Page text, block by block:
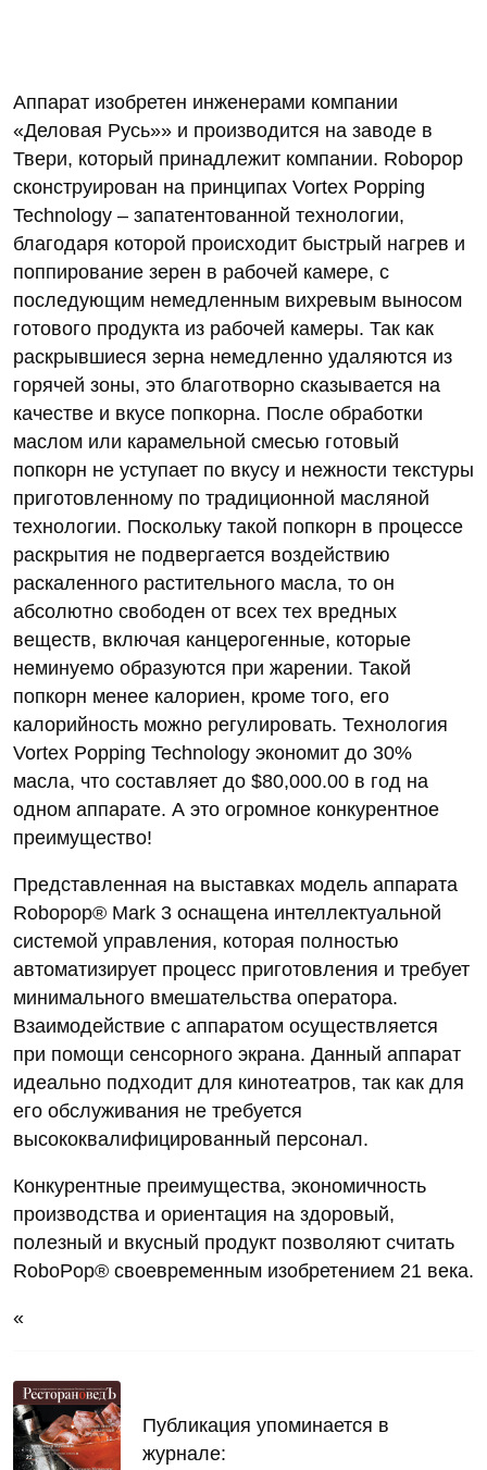
Аппарат изобретен инженерами компании
«Деловая Русь»» и производится на заводе в
Твери, который принадлежит компании. Robopop
сконструирован на принципах Vortex Popping
Technology – запатентованной технологии,
благодаря которой происходит быстрый нагрев и
поппирование зерен в рабочей камере, с
последующим немедленным вихревым выносом
готового продукта из рабочей камеры. Так как
раскрывшиеся зерна немедленно удаляются из
горячей зоны, это благотворно сказывается на
качестве и вкусе попкорна. После обработки
маслом или карамельной смесью готовый
попкорн не уступает по вкусу и нежности текстуры
приготовленному по традиционной масляной
технологии. Поскольку такой попкорн в процессе
раскрытия не подвергается воздействию
раскаленного растительного масла, то он
абсолютно свободен от всех тех вредных
веществ, включая канцерогенные, которые
неминуемо образуются при жарении. Такой
попкорн менее калориен, кроме того, его
калорийность можно регулировать. Технология
Vortex Popping Technology экономит до 30%
масла, что составляет до $80,000.00 в год на
одном аппарате. А это огромное конкурентное
преимущество!
Представленная на выставках модель аппарата
Robopop® Mark 3 оснащена интеллектуальной
системой управления, которая полностью
автоматизирует процесс приготовления и требует
минимального вмешательства оператора.
Взаимодействие с аппаратом осуществляется
при помощи сенсорного экрана. Данный аппарат
идеально подходит для кинотеатров, так как для
его обслуживания не требуется
высококвалифицированный персонал.
Конкурентные преимущества, экономичность
производства и ориентация на здоровый,
полезный и вкусный продукт позволяют считать
RoboPop® своевременным изобретением 21 века.
«
Публикация упоминается в
журнале: